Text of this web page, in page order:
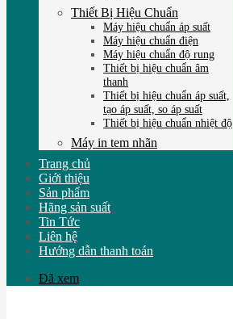
Thiết Bị Hiệu Chuẩn
Máy hiệu chuẩn áp suất
Máy hiệu chuẩn điện
Máy hiệu chuẩn độ rung
Thiết bị hiệu chuẩn âm
thanh
Thiết bị hiệu chuẩn áp suất,
tạo áp suất, so áp suất
Thiết bị hiệu chuẩn nhiệt độ
Máy in tem nhãn
Trang chủ
Giới thiệu
Sản phẩm
Hãng sản suất
Tin Tức
Liên hệ
Hướng dẫn thanh toán
Đã xem